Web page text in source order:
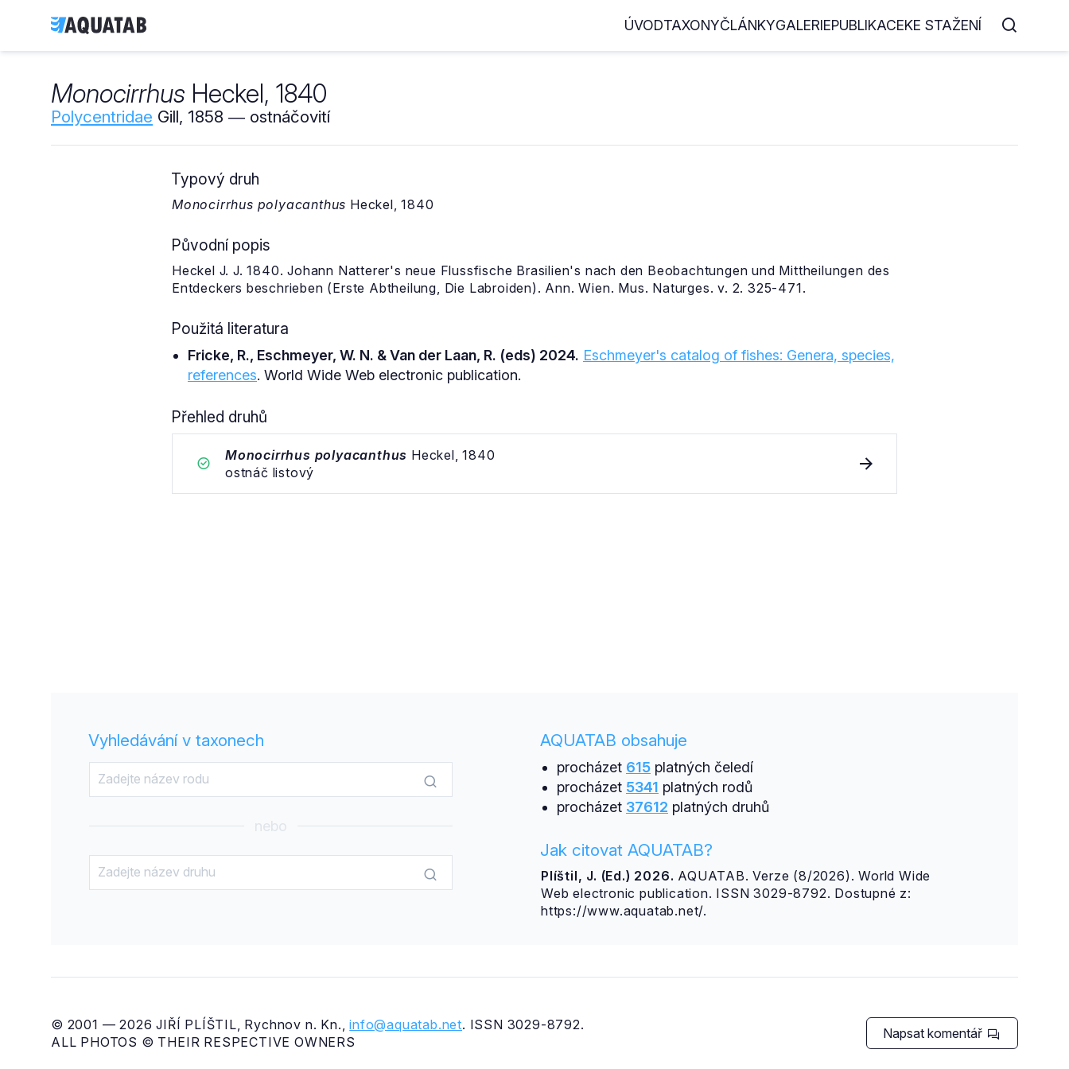
ÚVODTAXONYČLÁNKYGALERIEPUBLIKACEKE STAŽENÍ
Monocirrhus Heckel, 1840
Polycentridae Gill, 1858 ― ostnáčovití
Typový druh
Monocirrhus polyacanthus Heckel, 1840
Původní popis
Heckel J. J. 1840. Johann Natterer's neue Flussfische Brasilien's nach den Beobachtungen und Mittheilungen des
Entdeckers beschrieben (Erste Abtheilung, Die Labroiden). Ann. Wien. Mus. Naturges. v. 2. 325-471.
Použitá literatura
Fricke, R., Eschmeyer, W. N. & Van der Laan, R. (eds) 2024. Eschmeyer's catalog of fishes: Genera, species,
references. World Wide Web electronic publication.
Přehled druhů
Monocirrhus polyacanthus Heckel, 1840
ostnáč listový
Vyhledávání v taxonech
nebo
AQUATAB obsahuje
procházet 615platných čeledí
procházet 5341 platných rodů
procházet 37612 platných druhů
Jak citovat AQUATAB?
Plíštil, J. (Ed.) 2026. AQUATAB. Verze (8/2026). World Wide
Web electronic publication. ISSN 3029-8792. Dostupné z:
https://www.aquatab.net/.
© 2001 — 2026 JIŘÍ PLÍŠTIL, Rychnov n. Kn.,info@aquatab.net. ISSN 3029-8792.
ALL PHOTOS © THEIR RESPECTIVE OWNERS
Napsat komentář